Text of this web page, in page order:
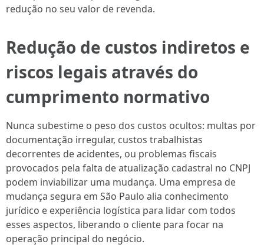
redução no seu valor de revenda.
Redução de custos indiretos e
riscos legais através do
cumprimento normativo
Nunca subestime o peso dos custos ocultos: multas por
documentação irregular, custos trabalhistas
decorrentes de acidentes, ou problemas fiscais
provocados pela falta de atualização cadastral no CNPJ
podem inviabilizar uma mudança. Uma empresa de
mudança segura em São Paulo alia conhecimento
jurídico e experiência logística para lidar com todos
esses aspectos, liberando o cliente para focar na
operação principal do negócio.